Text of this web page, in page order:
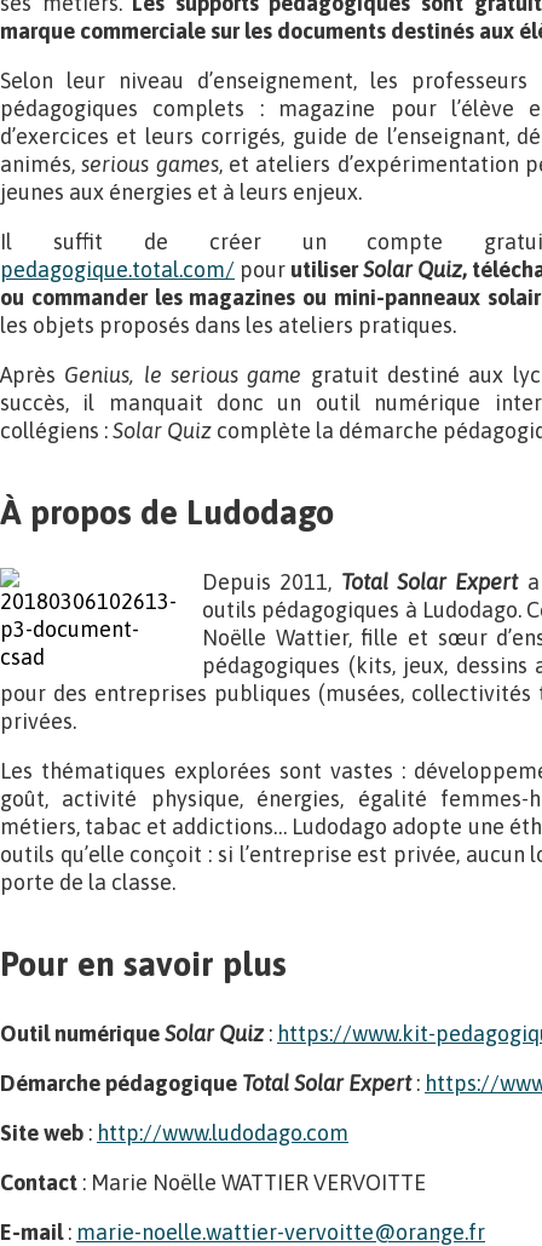
marque commerciale sur les documents destinés aux
Selon leur niveau d’enseignement, les
pédagogiques complets : magazine pour l’élève
d’exercices et leurs corrigés, guide de l’enseignant,
animés,serious games, et ateliers d’expérimentation
jeunes aux énergies et à leurs enjeux.
Il suffit de créer un compte
pedagogique.total.com/ pour utiliserSolar Quiz,
ou commander les magazines ou mini-panneaux
les objets proposés dans les ateliers pratiques.
Après Genius, le serious game gratuit destiné aux
succès, il manquait donc un outil numérique
collégiens :Solar Quiz complète la démarche
À propos de Ludodago
Depuis 2011, Total Solar Experta
outils pédagogiques à Ludodago.
Noëlle Wattier, fille et sœur
pédagogiques (kits, jeux,
pour des entreprises publiques (musées,
privées.
Les thématiques explorées sont vastes :
goût, activité physique, énergies, égalité femmes-­
métiers, tabac et addictions… Ludodago adopte une
outils qu’elle conçoit : si l’entreprise est privée,
porte de la classe.
Pour en savoir plus
Outil numériqueSolar Quiz: https://www.kit-
Démarche pédagogique Total Solar Expert: https://
Site web : http://www.ludodago.com
Contact : Marie Noëlle WATTIER VERVOITTE
E-mail: marie-­noelle.wattier-­vervoitte@orange.fr